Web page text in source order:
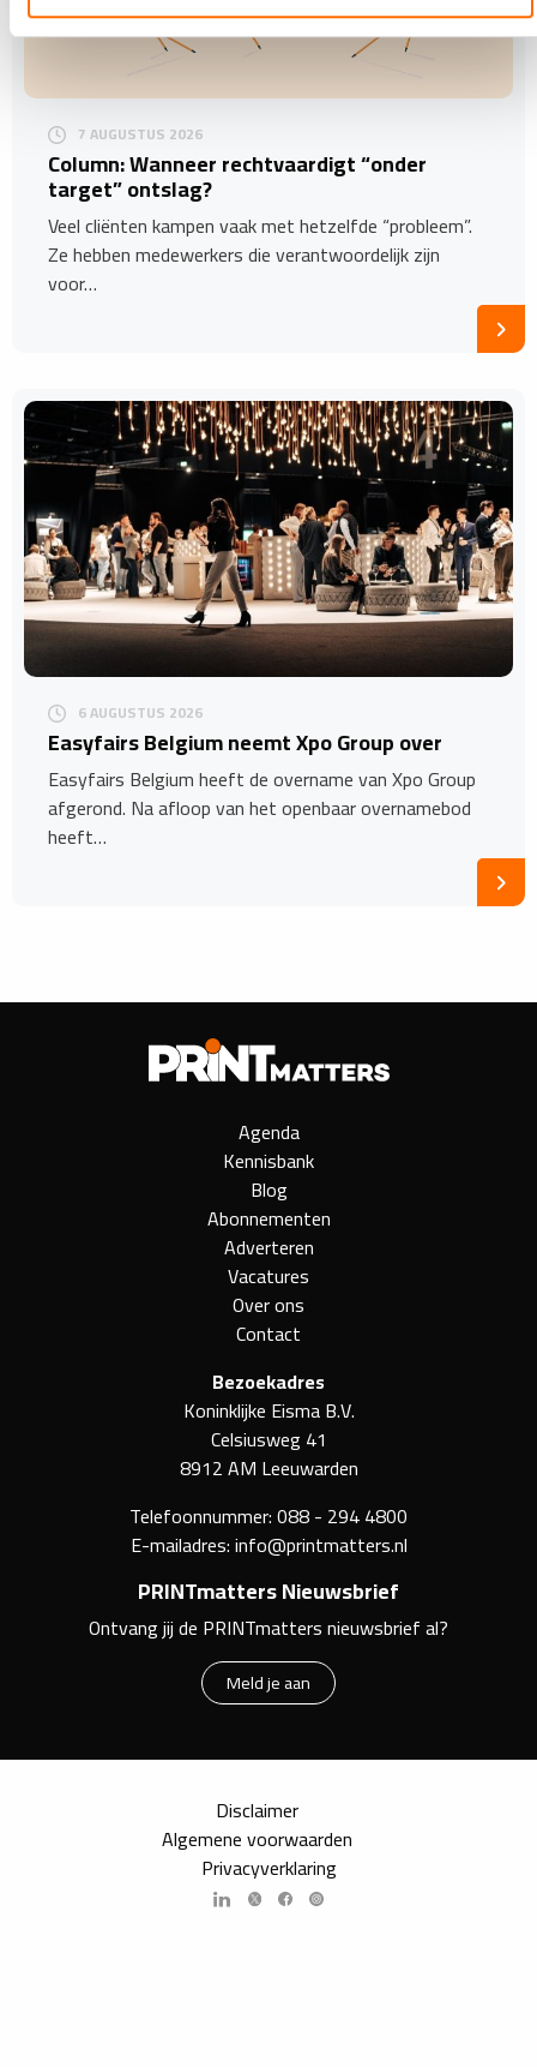
7 AUGUSTUS 2026
Column: Wanneer rechtvaardigt “onder
target” ontslag?
Veel cliënten kampen vaak met hetzelfde “probleem”.
Ze hebben medewerkers die verantwoordelijk zijn
voor…
6 AUGUSTUS 2026
Easyfairs Belgium neemt Xpo Group over
Easyfairs Belgium heeft de overname van Xpo Group
afgerond. Na afloop van het openbaar overnamebod
heeft…
Agenda
Kennisbank
Blog
Abonnementen
Adverteren
Vacatures
Over ons
Contact
Bezoekadres
Koninklijke Eisma B.V.
Celsiusweg 41
8912 AM Leeuwarden
Telefoonnummer:088 - 294 4800
E-mailadres:info@printmatters.nl
PRINTmatters Nieuwsbrief
Ontvang jij de PRINTmatters nieuwsbrief al?
Meld je aan
Disclaimer
Algemene voorwaarden
Privacyverklaring